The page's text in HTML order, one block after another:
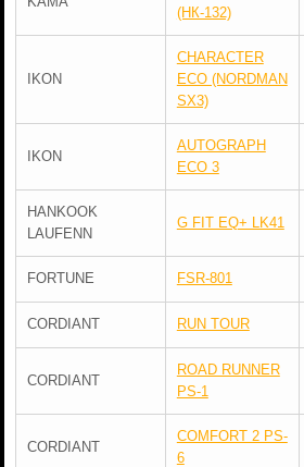
(НК-132)
IKON
CHARACTER
ECO (NORDMAN
SX3)
IKON
AUTOGRAPH
ECO 3
HANKOOK
LAUFENN
G FIT EQ+ LK41
FORTUNE FSR-801
CORDIANT RUN TOUR
CORDIANT
ROAD RUNNER
PS-1
CORDIANT
COMFORT 2 PS-
6